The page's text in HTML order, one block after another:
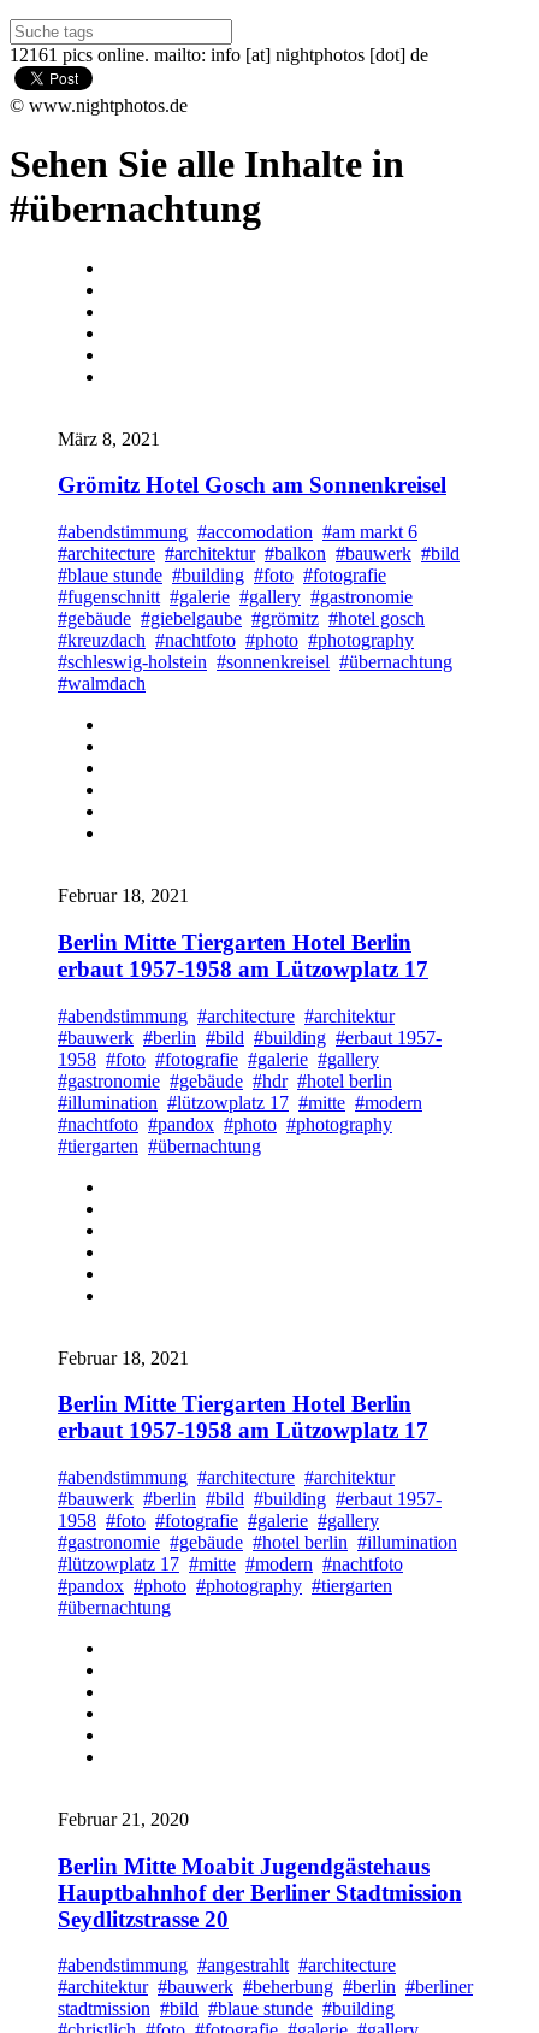
12161 pics online. mailto: info [at] nightphotos [dot] de
© www.nightphotos.de
Sehen Sie alle Inhalte in
#übernachtung
März 8, 2021
Grömitz Hotel Gosch am Sonnenkreisel
#abendstimmung #accomodation #am markt 6
#architecture #architektur #balkon #bauwerk #bild
#blaue stunde #building #foto #fotografie
#fugenschnitt #galerie #gallery #gastronomie
#gebäude #giebelgaube #grömitz #hotel gosch
#kreuzdach #nachtfoto #photo #photography
#schleswig-holstein #sonnenkreisel #übernachtung
#walmdach
Februar 18, 2021
Berlin Mitte Tiergarten Hotel Berlin
erbaut 1957-1958 am Lützowplatz 17
#abendstimmung #architecture #architektur
#bauwerk #berlin #bild #building #erbaut 1957-
1958 #foto #fotografie #galerie #gallery
#gastronomie #gebäude #hdr #hotel berlin
#illumination #lützowplatz 17 #mitte #modern
#nachtfoto #pandox #photo #photography
#tiergarten #übernachtung
Februar 18, 2021
Berlin Mitte Tiergarten Hotel Berlin
erbaut 1957-1958 am Lützowplatz 17
#abendstimmung #architecture #architektur
#bauwerk #berlin #bild #building #erbaut 1957-
1958 #foto #fotografie #galerie #gallery
#gastronomie #gebäude #hotel berlin #illumination
#lützowplatz 17 #mitte #modern #nachtfoto
#pandox #photo #photography #tiergarten
#übernachtung
Februar 21, 2020
Berlin Mitte Moabit Jugendgästehaus
Hauptbahnhof der Berliner Stadtmission
Seydlitzstrasse 20
#abendstimmung #angestrahlt #architecture
#architektur #bauwerk #beherbung #berlin #berliner
stadtmission #bild #blaue stunde #building